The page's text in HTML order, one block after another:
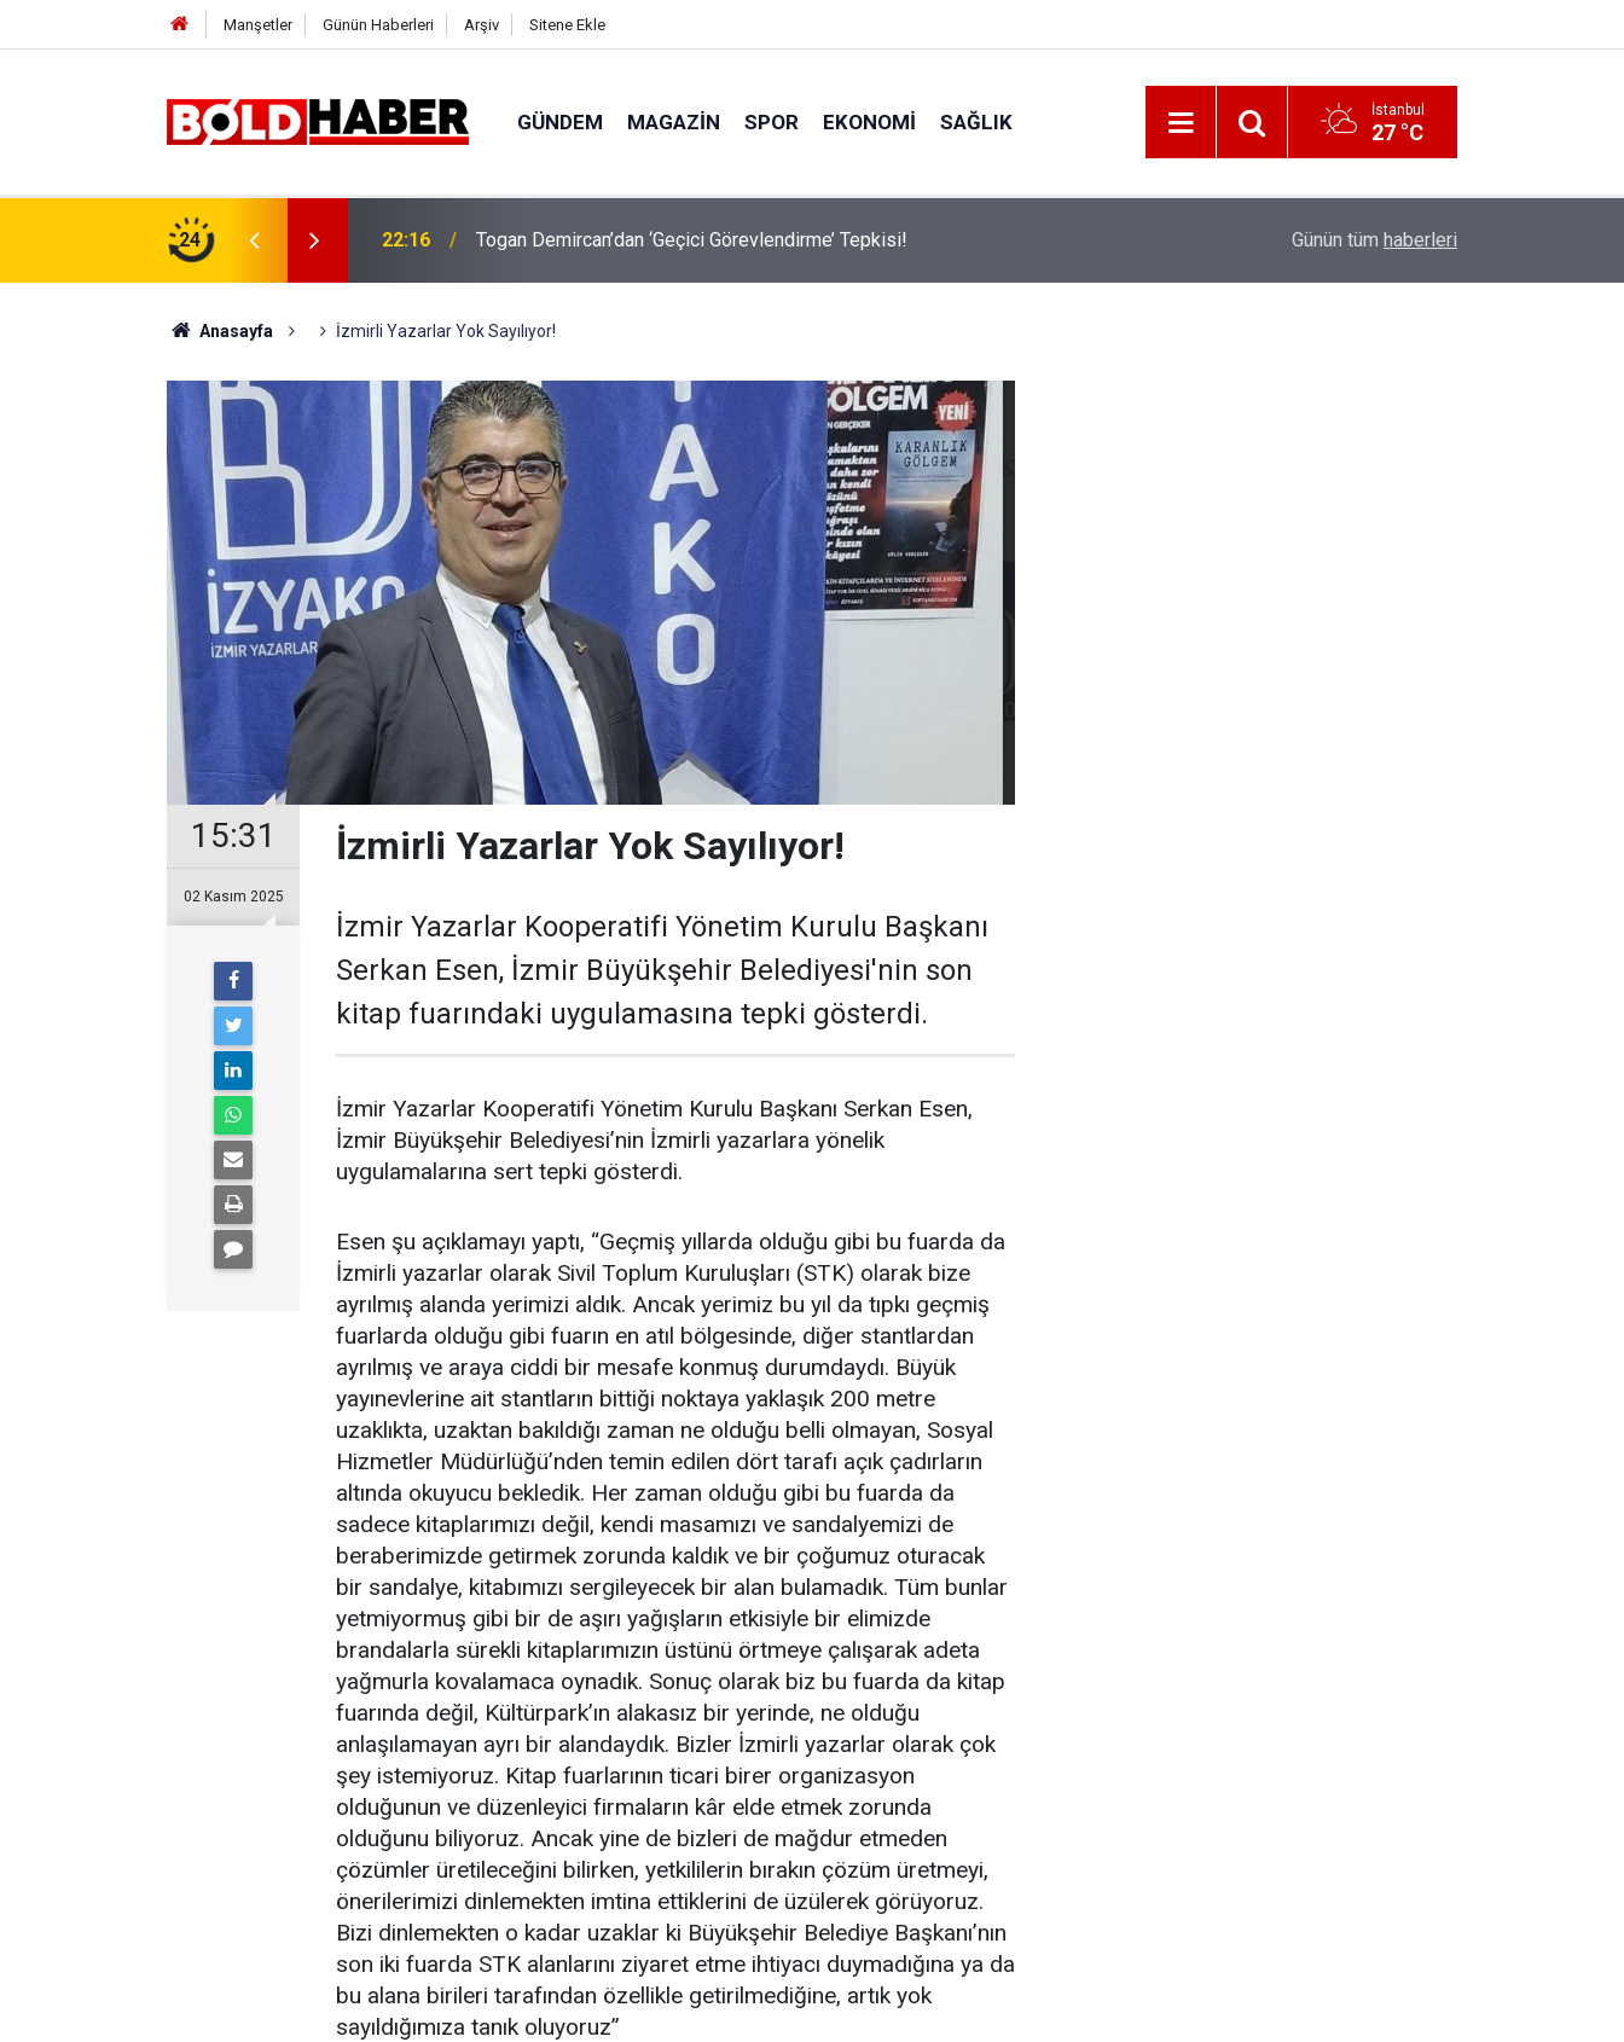
Manşetler Günün Haberleri Arşiv Sitene Ekle
GÜNDEM MAGAZIN SPOR EKONOMI SAĞLIK İstanbul
27 °C
24 19:32 Sıcak Havalarda Ödem Şikayetini Hafife Almayın! İzmir 112’de Kan Donduran İddialar!
Günün tüm haberleri
Anasayfa İzmirli Yazarlar Yok Sayılıyor!
15:31
02 Kasım 2025
İzmirli Yazarlar Yok Sayılıyor!
İzmir Yazarlar Kooperatifi Yönetim Kurulu Başkanı
Serkan Esen, İzmir Büyükşehir Belediyesi'nin son
kitap fuarındaki uygulamasına tepki gösterdi.
İzmir Yazarlar Kooperatifi Yönetim Kurulu Başkanı Serkan Esen,
İzmir Büyükşehir Belediyesi’nin İzmirli yazarlara yönelik
uygulamalarına sert tepki gösterdi.
Esen şu açıklamayı yaptı, “Geçmiş yıllarda olduğu gibi bu fuarda da
İzmirli yazarlar olarak Sivil Toplum Kuruluşları (STK) olarak bize
ayrılmış alanda yerimizi aldık. Ancak yerimiz bu yıl da tıpkı geçmiş
fuarlarda olduğu gibi fuarın en atıl bölgesinde, diğer stantlardan
ayrılmış ve araya ciddi bir mesafe konmuş durumdaydı. Büyük
yayınevlerine ait stantların bittiği noktaya yaklaşık 200 metre
uzaklıkta, uzaktan bakıldığı zaman ne olduğu belli olmayan, Sosyal
Hizmetler Müdürlüğü’nden temin edilen dört tarafı açık çadırların
altında okuyucu bekledik. Her zaman olduğu gibi bu fuarda da
sadece kitaplarımızı değil, kendi masamızı ve sandalyemizi de
beraberimizde getirmek zorunda kaldık ve bir çoğumuz oturacak
bir sandalye, kitabımızı sergileyecek bir alan bulamadık. Tüm bunlar
yetmiyormuş gibi bir de aşırı yağışların etkisiyle bir elimizde
brandalarla sürekli kitaplarımızın üstünü örtmeye çalışarak adeta
yağmurla kovalamaca oynadık. Sonuç olarak biz bu fuarda da kitap
fuarında değil, Kültürpark’ın alakasız bir yerinde, ne olduğu
anlaşılamayan ayrı bir alandaydık. Bizler İzmirli yazarlar olarak çok
şey istemiyoruz. Kitap fuarlarının ticari birer organizasyon
olduğunun ve düzenleyici firmaların kâr elde etmek zorunda
olduğunu biliyoruz. Ancak yine de bizleri de mağdur etmeden
çözümler üretileceğini bilirken, yetkililerin bırakın çözüm üretmeyi,
önerilerimizi dinlemekten imtina ettiklerini de üzülerek görüyoruz.
Bizi dinlemekten o kadar uzaklar ki Büyükşehir Belediye Başkanı’nın
son iki fuarda STK alanlarını ziyaret etme ihtiyacı duymadığına ya da
bu alana birileri tarafından özellikle getirilmediğine, artık yok
sayıldığımıza tanık oluyoruz”